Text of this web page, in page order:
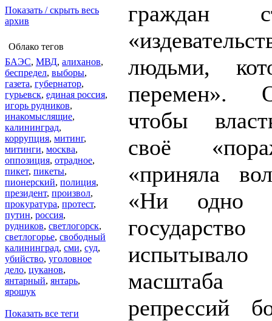
Показать / скрыть весь
архив
Облако тегов
БАЭС, МВД, алиханов,
беспредел, выборы,
газета, губернатор,
гурьевск, единая россия,
игорь рудников,
инакомыслящие,
калининград,
коррупция, митинг,
митинги, москва,
оппозиция, отрадное,
пикет, пикеты,
пионерский, полиция,
президент, произвол,
прокуратура, протест,
путин, россия,
рудников, светлогорск,
светлогорье, свободный
калининград, сми, суд,
убийство, уголовное
дело, цуканов,
янтарный, янтарь,
ярошук
Показать все теги
граждан
людьми,
перемен».
чтобы
своё
«приняла
«Ни одно
масштаба
репрессий